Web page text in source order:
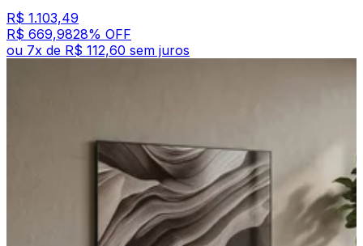
R$ 1.103,49
R$ 669,9828% OFF
ou 7x de R$ 112,60 sem juros